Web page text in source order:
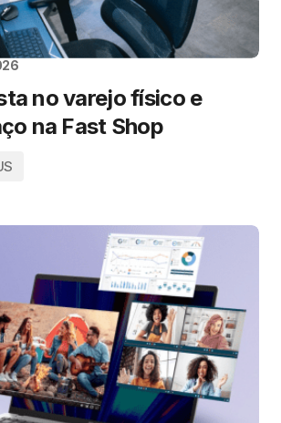
no varejo físico e
na Fast Shop